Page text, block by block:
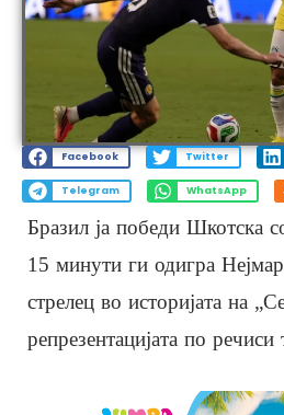
Facebook Twitter
Telegram WhatsApp
Бразил ја победи Шкотска
15 минути ги одигра
стрелец во историјата на
репрезентацијата по